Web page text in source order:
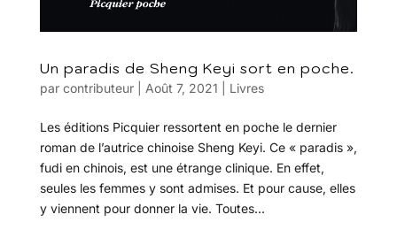
Un paradis de Sheng Keyi sort en poche.
par contributeur| Août 7, 2021 Livres
Les éditions Picquier ressortent en poche le dernier
roman de l’autrice chinoise Sheng Keyi. Ce « paradis »,
fudi en chinois, est une étrange clinique. En effet,
seules les femmes y sont admises. Et pour cause, elles
y viennent pour donner la vie. Toutes...